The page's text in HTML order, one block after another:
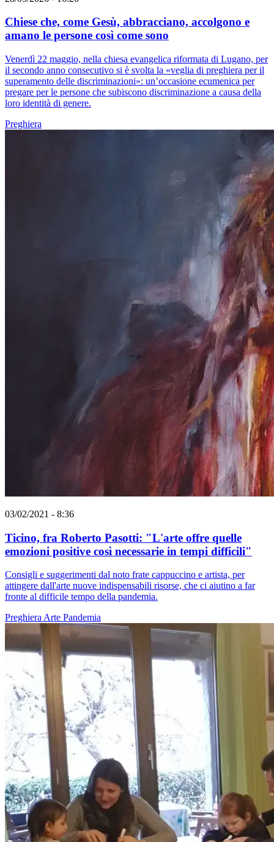
Chiese che, come Gesù, abbracciano, accolgono e
amano le persone così come sono
Venerdì 22 maggio, nella chiesa evangelica riformata di Lugano, per
il secondo anno consecutivo si è svolta la «veglia di preghiera per il
superamento delle discriminazioni»: un’occasione ecumenica per
pregare per le persone che subiscono discriminazione a causa della
loro identità di genere.
Preghiera
03/02/2021 - 8:36
Ticino, fra Roberto Pasotti: "L'arte offre quelle
emozioni positive così necessarie in tempi difficili"
Consigli e suggerimenti dal noto frate cappuccino e artista, per
attingere dall'arte nuove indispensabili risorse, che ci aiutino a far
fronte al difficile tempo della pandemia.
PreghieraArte Pandemia